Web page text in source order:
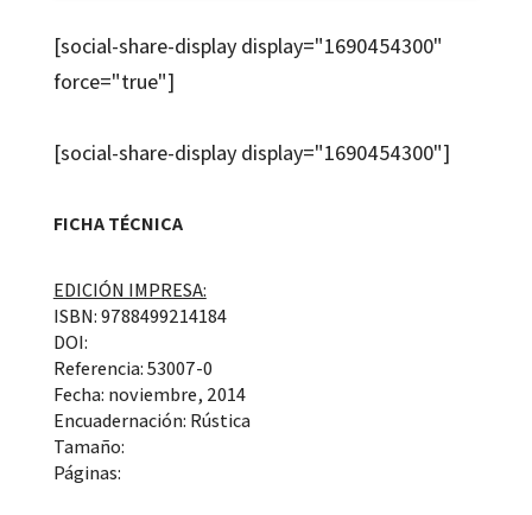
[social-share-display display="1690454300"
force="true"]
[social-share-display display="1690454300"]
FICHA TÉCNICA
EDICIÓN IMPRESA:
ISBN: 9788499214184
DOI:
Referencia: 53007-0
Fecha: noviembre, 2014
Encuadernación: Rústica
Tamaño:
Páginas: